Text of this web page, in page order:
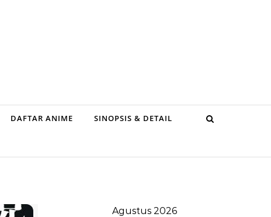
DAFTAR ANIME SINOPSIS & DETAIL
Agustus 2026